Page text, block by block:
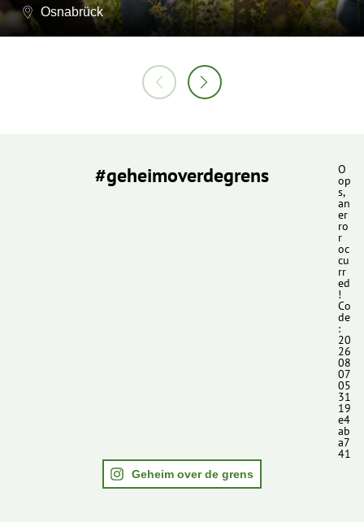
Osnabrück
#geheimoverdegrens O
op
s,
an
er
ro
r
oc
cu
rr
ed
!
Co
de
:
20
26
08
07
05
31
19
e4
ab
a7
41
Geheim over de grens